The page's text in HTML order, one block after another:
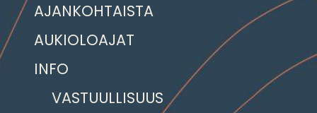
AJANKOHTAISTA
AUKIOLOAJAT
INFO
VASTUULLISUUS